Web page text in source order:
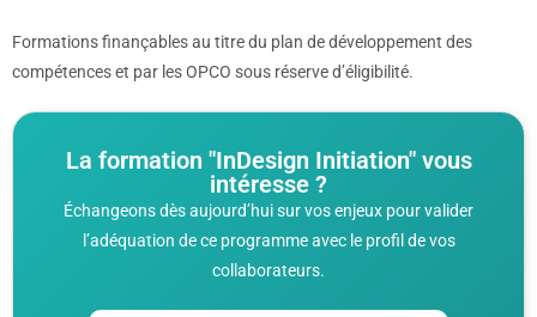
Formations finançables au titre du plan de développement des
compétences et par les OPCO sous réserve d’éligibilité.
La formation "InDesign Initiation" vous
intéresse ?
Échangeons dès aujourd’hui sur vos enjeux pour valider
l’adéquation de ce programme avec le profil de vos
collaborateurs.